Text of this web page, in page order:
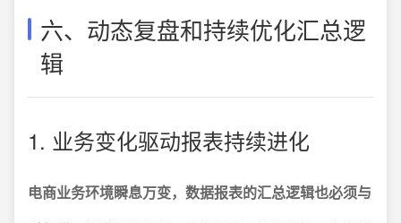
六、动态复盘和持续优化汇总逻
辑
1. 业务变化驱动报表持续进化
电商业务环境瞬息万变，数据报表的汇总逻辑也必须与